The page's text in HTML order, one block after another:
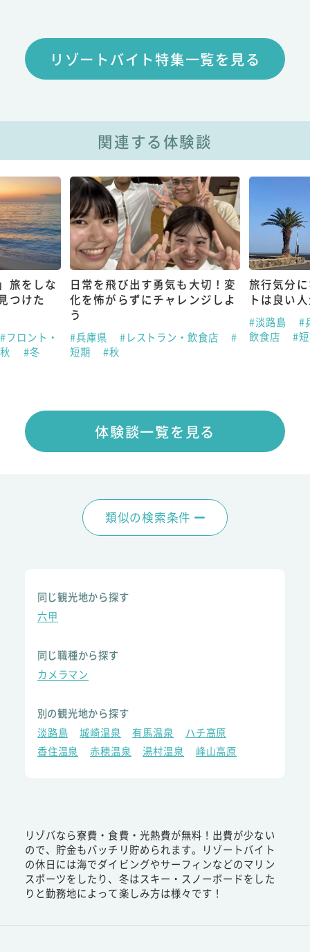
リゾートバイト特集一覧を見る
関連する体験談
旅をしな
つけた
#フロント・
#冬
日常を飛び出す勇気も大切！変
化を怖がらずにチャレンジしよ
う
#兵庫県 #レストラン・飲食店
#
短期
#秋
旅行気分
トは良い
#淡路島
#
飲食店
#
体験談一覧を見る
類似の検索条件
同じ観光地から探す
六甲
同じ職種から探す
カメラマン
別の観光地から探す
淡路島
城崎温泉 有馬温泉
ハチ高原
香住温泉
赤穂温泉 湯村温泉 峰山高原
リゾバなら寮費・食費・光熱費が無料！出費が少ない
ので、貯金もバッチリ貯められます。リゾートバイト
の休日には海でダイビングやサーフィンなどのマリン
スポーツをしたり、冬はスキー・スノーボードをした
りと勤務地によって楽しみ方は様々です！